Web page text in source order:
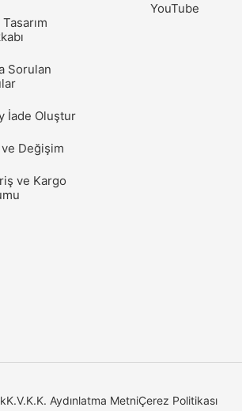
Sorulan
İade Oluştur
Değişim
ve Kargo
YouTube
K.V.K.K. Aydınlatma MetniÇerez Politikası